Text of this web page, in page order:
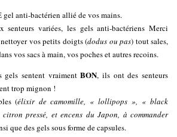
gel anti-bactérien allié de vos mains.
variées, les gels anti-bactériens Merci
vos petits doigts (dodus ou pas) tout sales,
vos sacs à main, vos poches et autres recoins.
gels sentent vraimentBON, ils ont des senteurs
trop mignon !
(élixir de camomille, « lollipops », « black
pressé, et encens du Japon, à commander
que des gels sous forme de capsules.